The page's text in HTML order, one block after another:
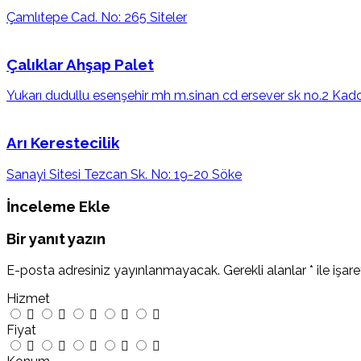
Çamlıtepe Cad. No: 265 Siteler
Çalıklar Ahşap Palet
Yukarı dudullu esenşehir mh m.sinan cd ersever sk no.2
Arı Kerestecilik
Sanayi Sitesi Tezcan Sk. No: 19-20 Söke
İnceleme Ekle
Bir yanıt yazın
E-posta adresiniz yayınlanmayacak. Gerekli alanlar * ile
Hizmet
Fiyat